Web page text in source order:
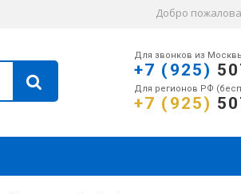
Добро
Для звонков из
+7 (925)
Для регионов РФ
+7 (925)